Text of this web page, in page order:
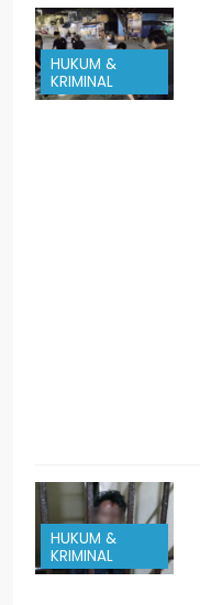
HUKUM &
KRIMINAL
HUKUM &
KRIMINAL